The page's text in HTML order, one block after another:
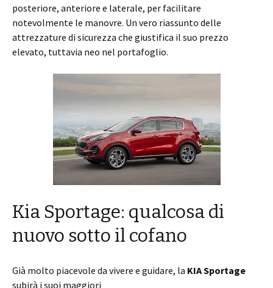
posteriore, anteriore e laterale, per facilitare
notevolmente le manovre. Un vero riassunto delle
attrezzature di sicurezza che giustifica il suo prezzo
elevato, tuttavia neo nel portafoglio.
Kia Sportage: qualcosa di
nuovo sotto il cofano
Già molto piacevole da vivere e guidare, la KIA Sportage
subirà i suoi maggiori